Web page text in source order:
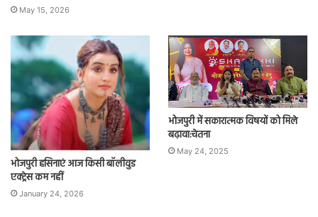
May 15, 2026
भोजपुरी हसिनाएं आज किसी बॉलीवुड
एक्ट्रेस कम नहीं
January 24, 2026
भोजपुरी में सकारात्मक विषयों को मिले
बढ़ावा:चेतना
May 24, 2025